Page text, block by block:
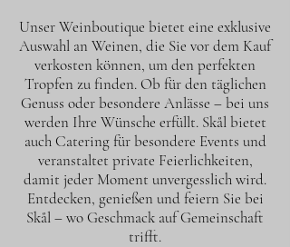
Unser Weinboutique bietet eine exklusive
Auswahl an Weinen, die Sie vor dem Kauf
verkosten können, um den perfekten
Tropfen zu finden. Ob für den täglichen
Genuss oder besondere Anlässe – bei uns
werden Ihre Wünsche erfüllt. Skål bietet
auch Catering für besondere Events und
veranstaltet private Feierlichkeiten,
damit jeder Moment unvergesslich wird.
Entdecken, genießen und feiern Sie bei
Skål – wo Geschmack auf Gemeinschaft
trifft.​